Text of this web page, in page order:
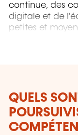
continue, des
digitale et de
petites et
QUELS